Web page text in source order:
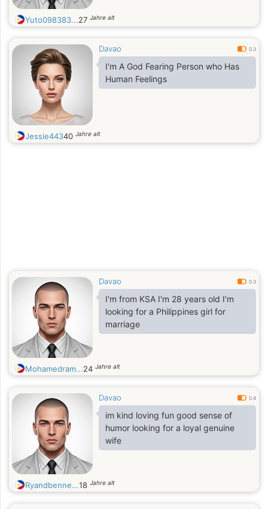
Yuto098383...27 Jahre alt
Davao 0.3
I'm A God Fearing Person who Has
Human Feelings
Jessie44340 Jahre alt
Davao 0.3
I'm from KSA I'm 28 years old I'm
looking for a Philippines girl for
marriage
Mohamedram...24 Jahre alt
Davao 0.4
im kind loving fun good sense of
humor looking for a loyal genuine
wife
Ryandbenne...18 Jahre alt